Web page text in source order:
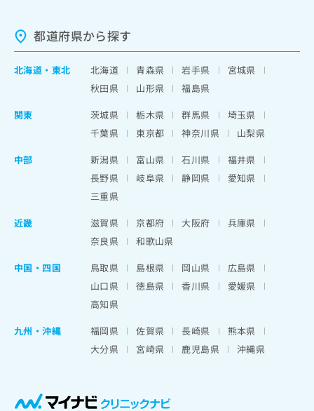
都道府県から探す
北海道 ・ 東北 北海道 青森県 岩手県
宮城県
秋田県
山形県
福島県
関東
茨城県 栃木県 群馬県
埼玉県
千葉県
東京都 神奈川県
山梨県
中部
新潟県 富山県 石川県
福井県
長野県
岐阜県 静岡県
愛知県
三重県
近畿
滋賀県 京都府 大阪府
兵庫県
奈良県
和歌山県
中国・四国
鳥取県 島根県 岡山県
広島県
山口県
徳島県 香川県
愛媛県
高知県
九州・沖縄
福岡県 佐賀県 長崎県
熊本県
大分県
宮崎県 鹿児島県 沖縄県